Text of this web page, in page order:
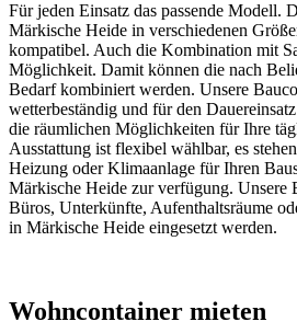
Für jeden Einsatz das passende Modell.
Märkische Heide in verschiedenen
kompatibel. Auch die Kombination mit
Möglichkeit. Damit können die nach
Bedarf kombiniert werden. Unsere
wetterbeständig und für den
die räumlichen Möglichkeiten für Ihre
Ausstattung ist flexibel wählbar, es
Heizung oder Klimaanlage für Ihren
Märkische Heide zur verfügung. Unsere
Büros, Unterkünfte, Aufenthaltsräume
in Märkische Heide eingesetzt werden.
Wohncontainer mieten